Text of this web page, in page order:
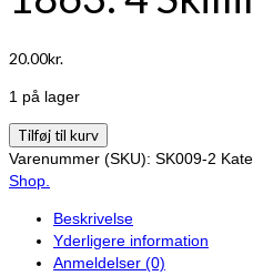
20.00kr.
1 på lager
1863.
4
Skilling.
antal
Tilføj til kurv
Varenummer (SKU): SK009-2
Shop.
Beskrivelse
Yderligere information
Anmeldelser (0)